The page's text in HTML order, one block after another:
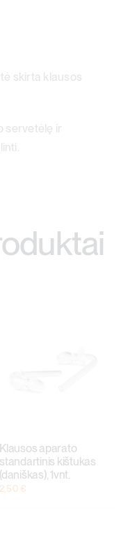
skirta klausos
servetėlę ir
Klausos aparato
standartinis kištukas
(daniškas), 1vnt.
2,50 €